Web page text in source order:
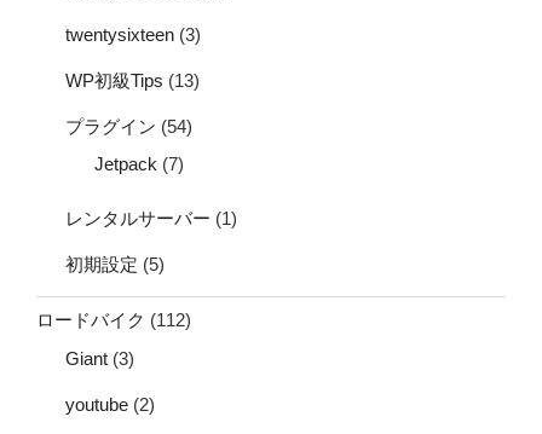
twentysixteen (3)
WP初級Tips (13)
プラグイン (54)
Jetpack (7)
レンタルサーバー (1)
初期設定 (5)
ロードバイク (112)
Giant (3)
youtube (2)